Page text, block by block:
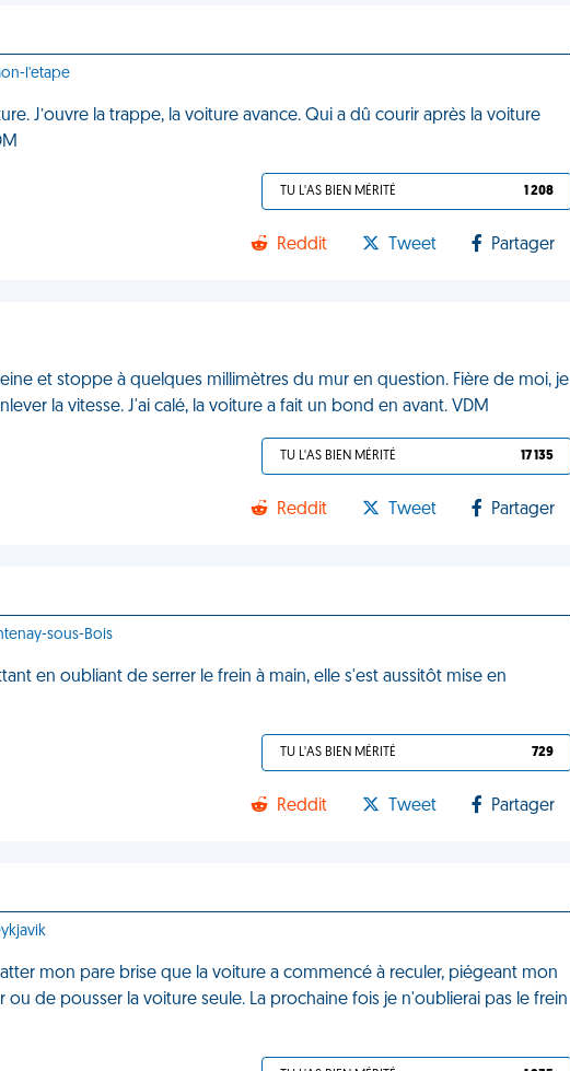
l'etape
J’ouvre la trappe, la voiture avance. Qui a dû courir après la voiture
TU L'AS BIEN MÉRITÉ 1 208
Reddit Tweet Partager
et stoppe à quelques millimètres du mur en question. Fière de moi, je
la vitesse. J'ai calé, la voiture a fait un bond en avant. VDM
TU L'AS BIEN MÉRITÉ 17 135
Reddit Tweet Partager
sous-Bois
en oubliant de serrer le frein à main, elle s'est aussitôt mise en
TU L'AS BIEN MÉRITÉ 729
Reddit Tweet Partager
mon pare brise que la voiture a commencé à reculer, piégeant mon
de pousser la voiture seule. La prochaine fois je n'oublierai pas le frein